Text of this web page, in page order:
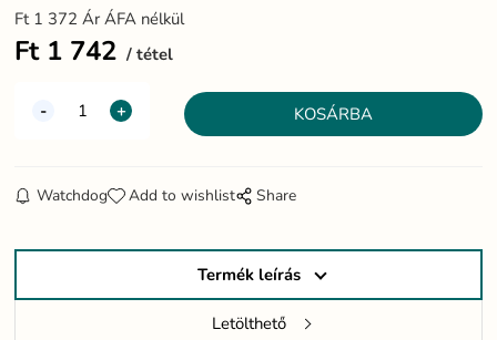
Ft 1 372 Ár ÁFA nélkül
Ft 1 742 tétel
Watchdog Add to wishlist Share
Termék leírás
Letölthető